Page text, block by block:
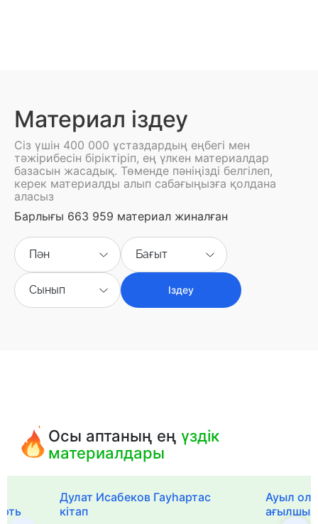
Материал іздеу
Сіз үшін 400 000 ұстаздардың еңбегі мен
тәжірибесін біріктіріп, ең үлкен материалдар
базасын жасадық. Төменде пәніңізді белгілеп,
керек материалды алып сабағыңызға қолдана
аласыз
Барлығы 663 959 материал жиналған
Пән Бағыт
Сынып Іздеу
Осы аптаның еңүздік
материалдары
Дулат Исабеков Гауһартас
кітап
Ауыл
ағылшын